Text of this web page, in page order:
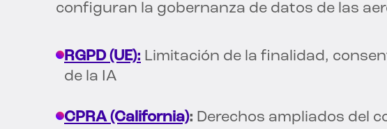
configuran la gobernanza de datos de las
RGPD (UE): Limitación de la finalidad,
de la IA
CPRA (California): Derechos ampliados del